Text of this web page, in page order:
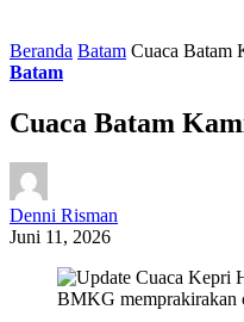
Beranda Batam Cuaca Batam
Batam
Cuaca Batam
Denni Risman
Juni 11, 2026
BMKG memprakirakan